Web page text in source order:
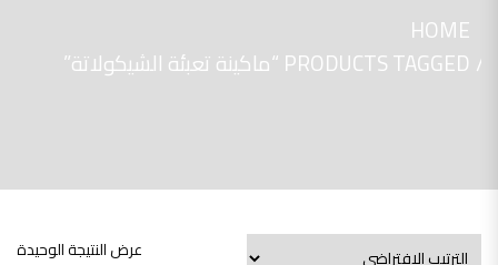
HOME
PRODUCTS TAGGED “ماكينة تعبئة الشيكولاتة”
عرض النتيجة الوحيدة